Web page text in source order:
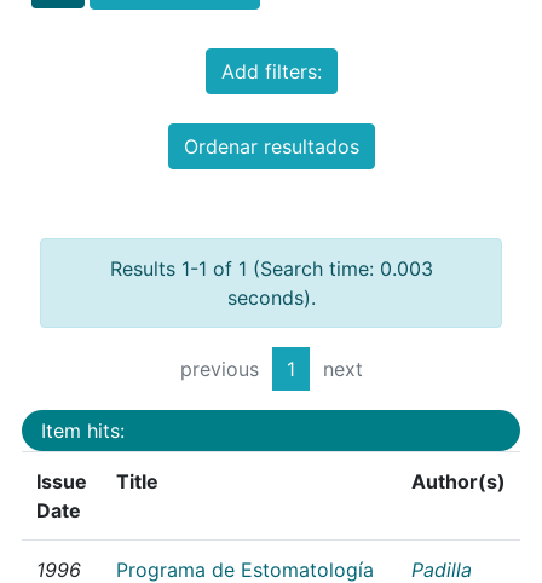
Add filters:
Ordenar resultados
Results 1-1 of 1 (Search time: 0.003
seconds).
previous 1 next
Item hits:
Issue
Date
Title Author(s)
1996
Programa de Estomatología
Padilla